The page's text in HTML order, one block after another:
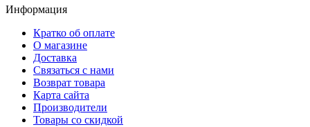
Информация
Кратко об оплате
О магазине
Доставка
Связаться с нами
Возврат товара
Карта сайта
Производители
Товары со скидкой